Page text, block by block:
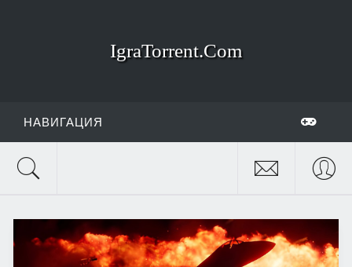
IgraTorrent.Com
НАВИГАЦИЯ